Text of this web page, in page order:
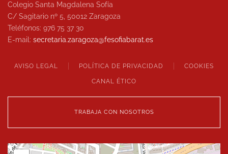
Colegio Santa Magdalena Sofía
C/ Sagitario nº 5, 50012 Zaragoza
Teléfonos: 976 75 37 30
E-mail: secretaria.zaragoza@fesofiabarat.es
AVISO LEGAL POLÍTICA DE PRIVACIDAD COOKIES
CANAL ÉTICO
TRABAJA CON NOSOTROS